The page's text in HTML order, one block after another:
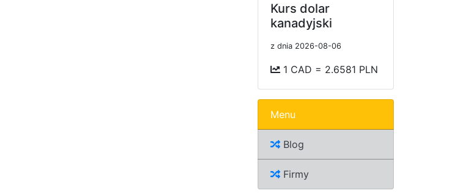
Kurs dolar
kanadyjski
z dnia 2026-08-06
1 CAD = 2.6581 PLN
Menu
Blog
Firmy